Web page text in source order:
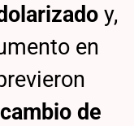
y,
en
de